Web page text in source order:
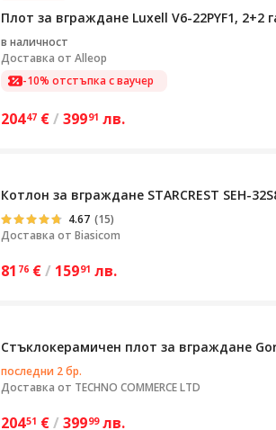
Плот за вграждане Luxell V6-22PYF1,
в наличност
Доставка от Alleop
-10% отстъпка с ваучер
20447 €/ 39991 лв.
Котлон за вграждане STARCREST SEH-
4.67 (15)
Доставка от Biasicom
81 76 €/ 15991 лв.
Стъклокерамичен плот за вграждане
последни 2 бр.
Доставка от TECHNO COMMERCE LTD
20451 €/ 39999 лв.